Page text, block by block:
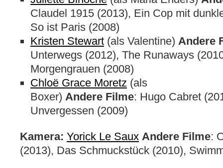
Claudel 1915 (2013), Ein Cop mit
So ist Paris (2008)
Kristen Stewart (als Valentine) Andere
Unterwegs (2012), The Runaways
Morgengrauen (2008)
Chloë Grace Moretz (als
Boxer) Andere Filme: Hugo Cabret
Unvergessen (2009)
Kamera: Yorick Le Saux Andere Filme:
(2013), Das Schmuckstück (2010),